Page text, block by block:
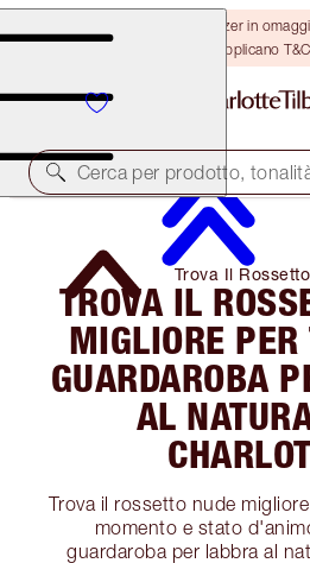
Ricevi un pennello per bronzer in
applicano
Cerca per prodotto,
Trova Il
Con Il
Naturale Di
TROVA IL
MIGLIORE
GUARDAROBA
AL
Trova il rossetto nude
momento e stato
guardaroba per labbra al